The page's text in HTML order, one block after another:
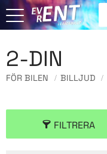
2-DIN
FÖR BILEN BILLJUD
FILTRERA